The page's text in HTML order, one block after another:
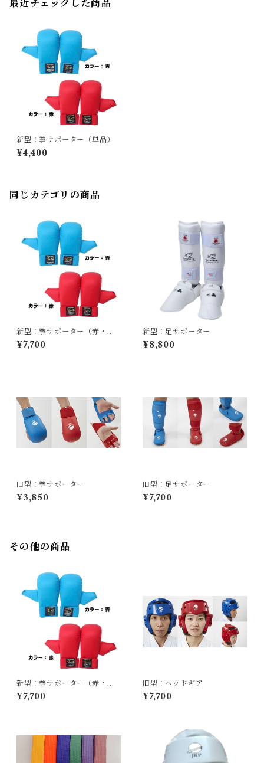
最近チェックした商品
新型：拳サポーター（単品）
¥4,400
同じカテゴリの商品
新型：拳サポーター（赤・青
セット）
¥7,700
新型：足サポーター
¥8,800
旧型：拳サポーター
¥3,850
旧型：足サポーター
¥7,700
その他の商品
新型：拳サポーター（赤・青
セット）
¥7,700
旧型：ヘッドギア
¥7,700